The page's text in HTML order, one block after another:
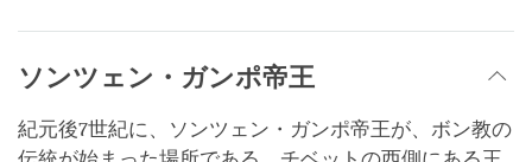
ソンツェン・ガンポ帝王
紀元後7世紀に、ソンツェン・ガンポ帝王が、ボン教の